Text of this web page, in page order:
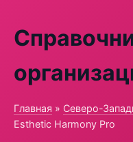
Главная » Северо-
Esthetic Harmony Pro